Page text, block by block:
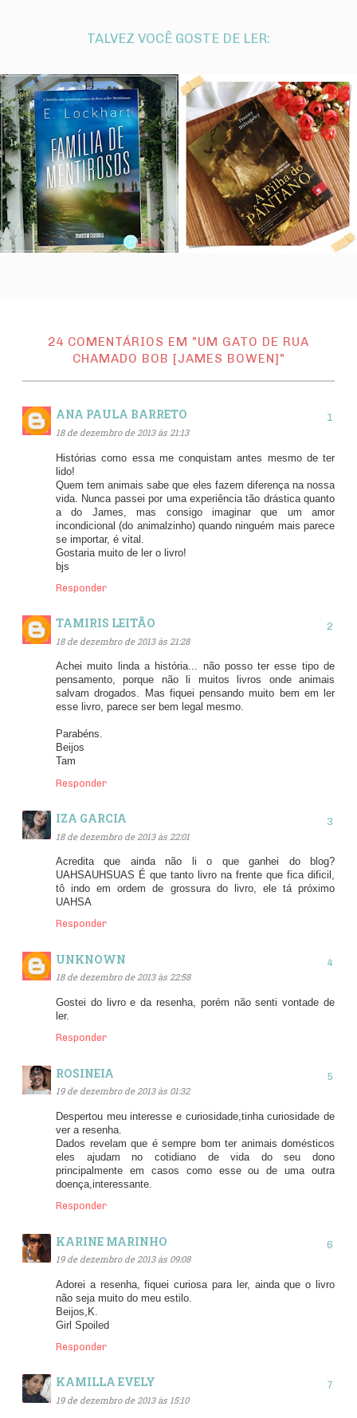
TALVEZ VOCÊ GOSTE DE LER:
24 COMENTÁRIOS EM "UM GATO DE RUA
CHAMADO BOB [JAMES BOWEN]"
ANA PAULA BARRETO
18 de dezembro de 2013 às 21:13
Histórias como essa me conquistam antes mesmo de ter
lido!
Quem tem animais sabe que eles fazem diferença na nossa
vida. Nunca passei por uma experiência tão drástica quanto
a do James, mas consigo imaginar que um amor
incondicional (do animalzinho) quando ninguém mais parece
se importar, é vital.
Gostaria muito de ler o livro!
bjs
Responder
TAMIRIS LEITÃO
18 de dezembro de 2013 às 21:28
Achei muito linda a história... não posso ter esse tipo de
pensamento, porque não li muitos livros onde animais
salvam drogados. Mas fiquei pensando muito bem em ler
esse livro, parece ser bem legal mesmo.
Parabéns.
Beijos
Tam
Responder
IZA GARCIA
18 de dezembro de 2013 às 22:01
Acredita que ainda não li o que ganhei do blog?
UAHSAUHSUAS É que tanto livro na frente que fica dificil,
tô indo em ordem de grossura do livro, ele tá próximo
UAHSA
Responder
UNKNOWN
18 de dezembro de 2013 às 22:58
Gostei do livro e da resenha, porém não senti vontade de
ler.
Responder
ROSINEIA
19 de dezembro de 2013 às 01:32
Despertou meu interesse e curiosidade,tinha curiosidade de
ver a resenha.
Dados revelam que é sempre bom ter animais domésticos
eles ajudam no cotidiano de vida do seu dono
principalmente em casos como esse ou de uma outra
doença,interessante.
Responder
KARINE MARINHO
19 de dezembro de 2013 às 09:08
Adorei a resenha, fiquei curiosa para ler, ainda que o livro
não seja muito do meu estilo.
Beijos,K.
Girl Spoiled
Responder
KAMILLA EVELY
19 de dezembro de 2013 às 15:10